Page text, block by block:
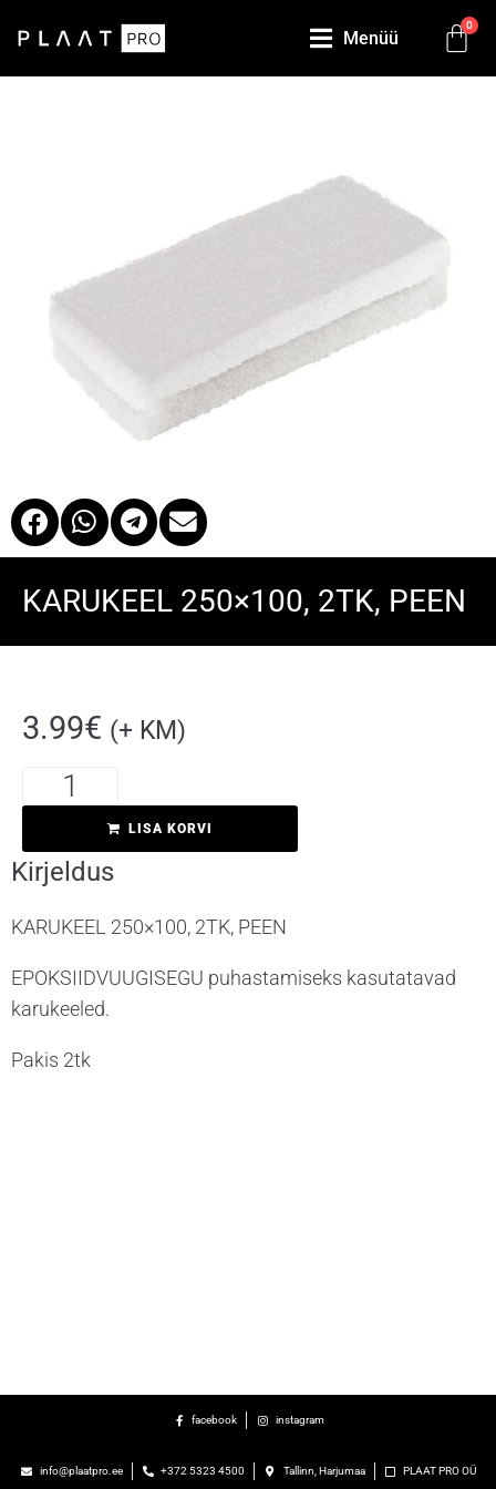
Menüü
0
KARUKEEL 250×100, 2TK, PEEN
3.99€ (+ KM)
LISA KORVI
Kirjeldus
Kirjeldus
KARUKEEL 250×100, 2TK, PEEN
EPOKSIIDVUUGISEGU puhastamiseks kasutatavad
karukeeled.
Pakis 2tk
facebook instagram
info@plaatpro.ee +372 5323 4500 Tallinn, Harjumaa PLAAT PRO OÜ